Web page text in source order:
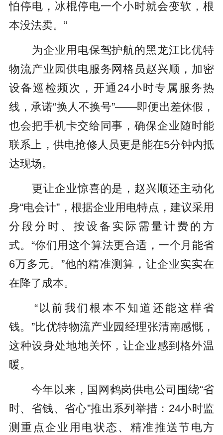
怕停电，冰棍停电一个小时就会变软，根
本没法卖。”
为企业用电保驾护航的黑龙江比优特
物流产业园供电服务网格员赵兴顺，加密
设备巡检频次，开通24小时专属服务热
线，承诺“换人不换号”——即便出差休假，
也会把手机卡交给同事，确保企业随时能
联系上，供电抢修人员更是能在5分钟内抵
达现场。
更让企业惊喜的是，赵兴顺还主动化
身“电会计”，根据企业用电特点，建议采用
分段分时、按设备实际需量计费的方
式。“你们用这个算法更合适，一个月能省
6万多元。”他的精准测算，让企业实实在
在降了成本。
“以前我们根本不知道还能这样省
钱。”比优特物流产业园经理张清南感慨，
这种设身处地地关怀，让企业感到格外温
暖。
今年以来，国网鹤岗供电公司围绕“省
时、省钱、省心”推出系列举措：24小时监
测重点企业用电状态、精准推送节电方